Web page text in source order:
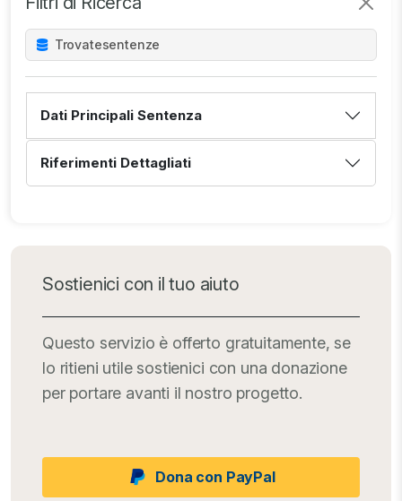
Trovatesentenze
Dati Principali Sentenza
Riferimenti Dettagliati
Sostienici con il tuo aiuto
Questo servizio è offerto gratuitamente, se
lo ritieni utile sostienici con una donazione
per portare avanti il nostro progetto.
Dona con PayPal